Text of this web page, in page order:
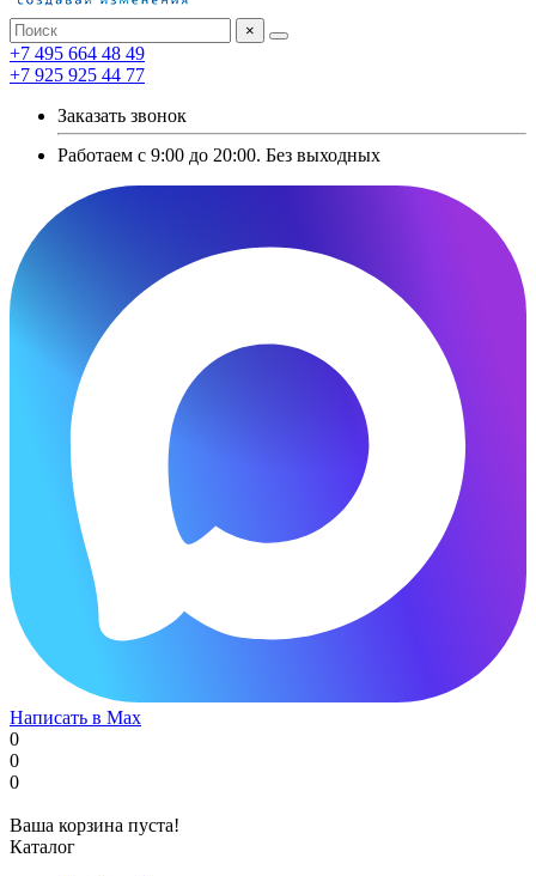
×
+7 495 664 48 49
+7 925 925 44 77
Заказать звонок
Работаем с 9:00 до 20:00. Без выходных
Написать в Max
0
0
0
Ваша корзина пуста!
Каталог